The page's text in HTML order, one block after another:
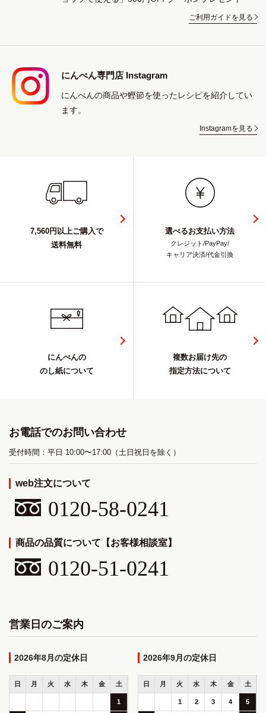
ご利用ガイドを見る
にんべん専門店 Instagram
にんべんの商品や鰹節を使ったレシピを紹介してい
ます。
Instagramを見る
7,560円以上ご購入で
送料無料
選べるお支払い方法
クレジット/PayPay/
キャリア決済/代金引換
にんべんの
のし紙について
複数お届け先の
指定方法について
お電話でのお問い合わせ
受付時間：平日 10:00〜17:00（土日祝日を除く）
web注文について
0120-58-0241
商品の品質について【お客様相談室】
0120-51-0241
営業日のご案内
2026年8月
日 月 火 水 木 金 土
1
2026年9月
日 月 火 水 木 金 土
1 2 3 4 5